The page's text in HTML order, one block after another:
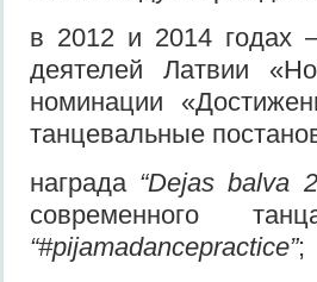
в 2012 и 2014 годах
деятелей Латвии
номинации
танцевальные
награда “Dejas balva
современного
“#pijamadancepractice”;